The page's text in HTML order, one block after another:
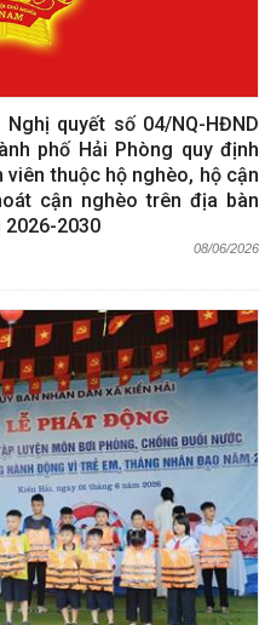
quyết số 04/NQ-HĐND
phố Hải Phòng quy định
thuộc hộ nghèo, hộ cận
cận nghèo trên địa bàn
2026-2030
08/06/2026